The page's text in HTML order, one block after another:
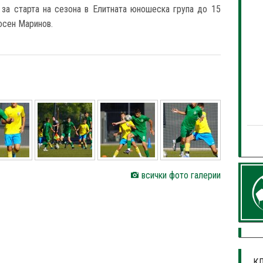
старта на сезона в Елитната юношеска група до 15
Маринов.
всички фото галерии